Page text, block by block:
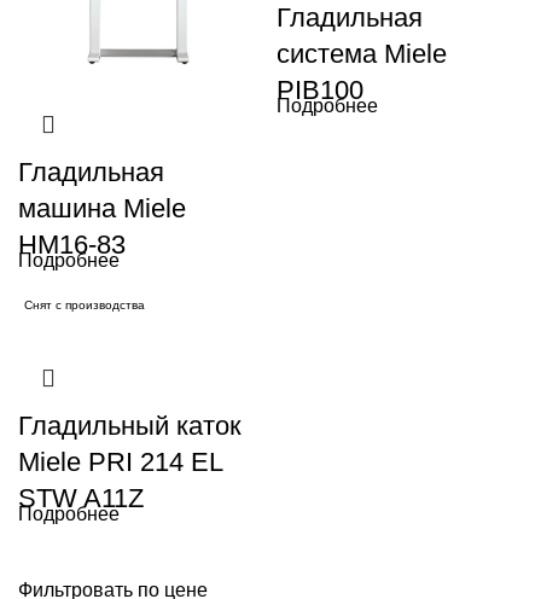
Фильтровать по цене
Гладильная
машина Miele
HM16-83
Подробнее
Гладильная
система Miele
PIB100
Подробнее
Снят с производства
Гладильный каток
Miele PRI 214 EL
STW A11Z
Подробнее